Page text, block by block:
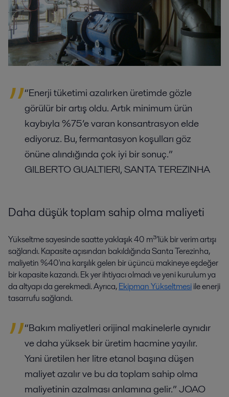
“Enerji tüketimi azalırken üretimde gözle
görülür bir artış oldu. Artık minimum ürün
kaybıyla %75’e varan konsantrasyon elde
ediyoruz. Bu, fermantasyon koşulları göz
önüne alındığında çok iyi bir sonuç.”
GILBERTO GUALTIERI, SANTA TEREZINHA
Daha düşük toplam sahip olma maliyeti
Yükseltme sayesinde saatte yaklaşık 40 m³'lük bir verim artışı
sağlandı. Kapasite açısından bakıldığında Santa Terezinha,
maliyetin %40'ına karşılık gelen bir üçüncü makineye eşdeğer
bir kapasite kazandı. Ek yer ihtiyacı olmadı ve yeni kurulum ya
da altyapı da gerekmedi. Ayrıca,Ekipman Yükseltmesiile enerji
tasarrufu sağlandı.
“Bakım maliyetleri orijinal makinelerle aynıdır
ve daha yüksek bir üretim hacmine yayılır.
Yani üretilen her litre etanol başına düşen
maliyet azalır ve bu da toplam sahip olma
maliyetinin azalması anlamına gelir.” JOAO